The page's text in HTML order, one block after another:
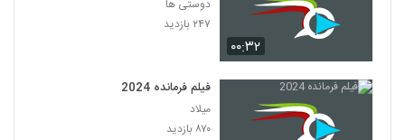
۰۰:۳۲
دوستی ها
۲۴۷ بازدید
فیلم فرمانده 2024
میلاد
۸۷۰ بازدید